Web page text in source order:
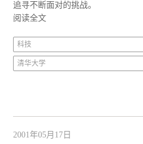
追寻不断面对的挑战。
阅读全文
科技
清华大学
2001年05月17日